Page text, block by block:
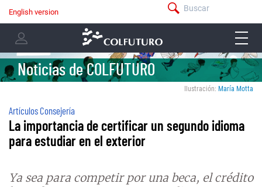
Pasar
contenido
principal
menú
barra
superior
English version Buscar
principal
menu
user
menu
Noticias de COLFUTURO
Ilustración: María Motta
Artículos Consejería
La importancia de certificar un segundo idioma
para estudiar en el exterior
Ya sea para competir poruna beca, el crédito